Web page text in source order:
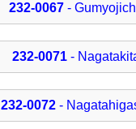
232-0067-
232-0071-
232-0072 -